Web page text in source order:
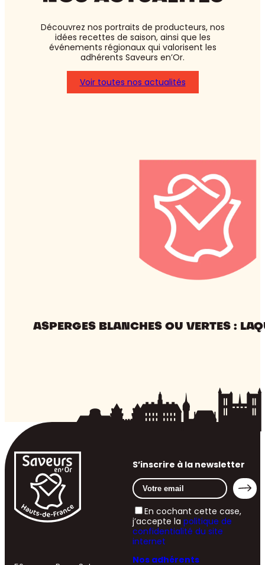
Découvrez nos portraits de producteurs, nos
idées recettes de saison, ainsi que les
événements régionaux qui valorisent les
adhérents Saveurs en’Or.
Voir toutes nos actualités
ASPERGES BLANCHES OU VERTES :
Nos adhérents
S’inscrire à la newsletter
En cochant cette case,
j’accepte la politique de
confidentialité du site
internet